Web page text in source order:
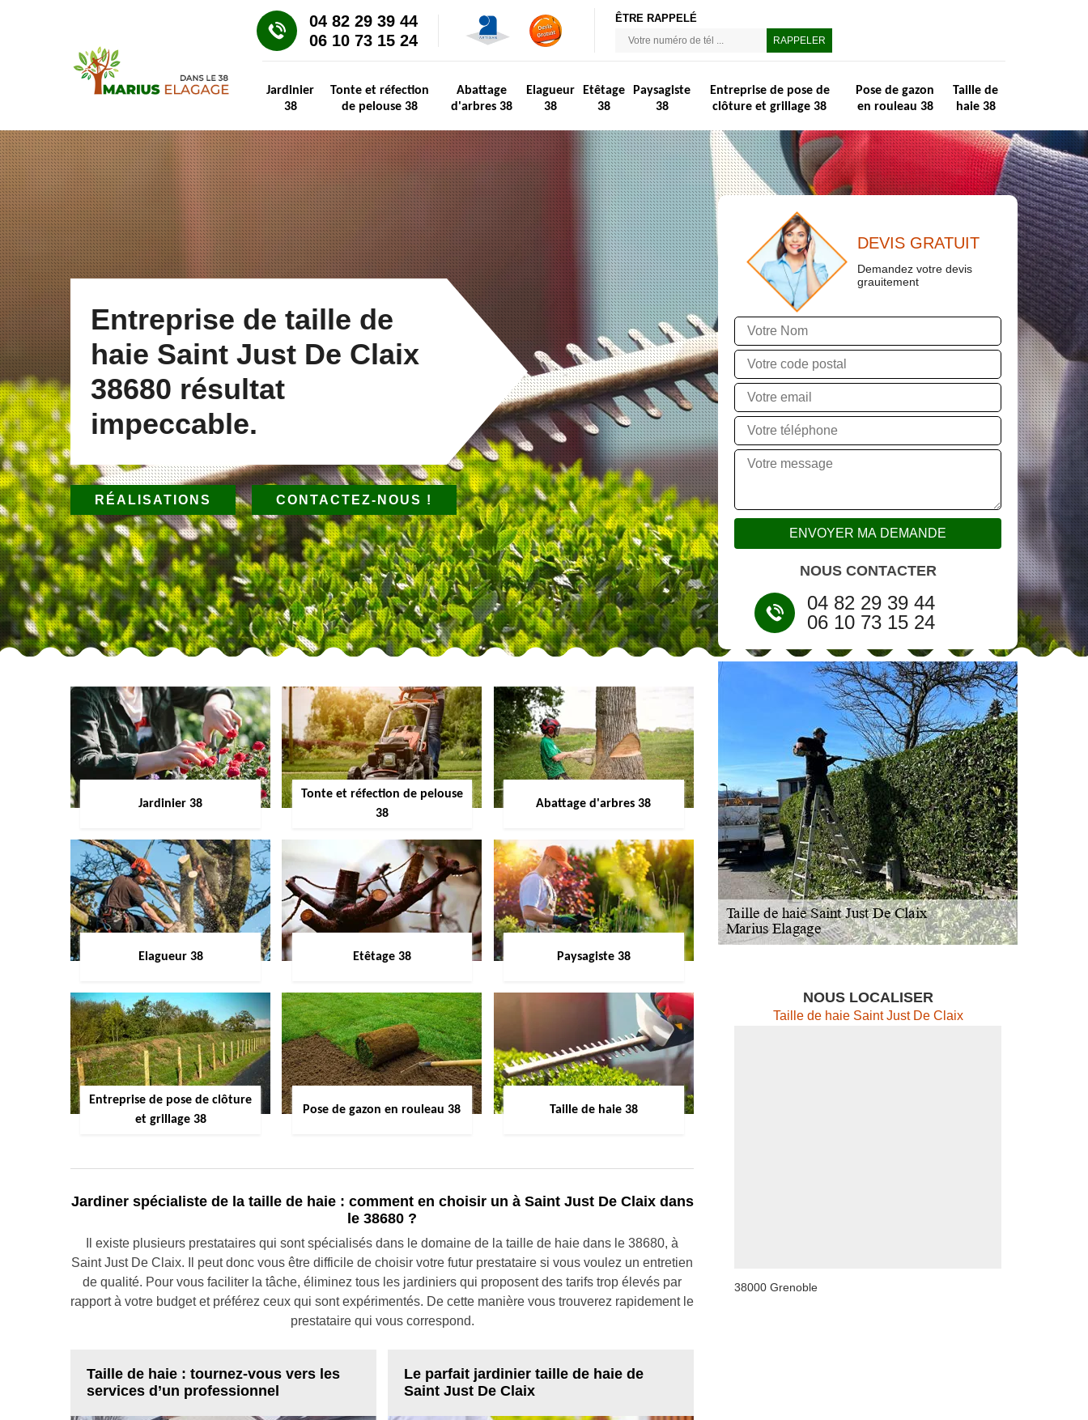
04 82 29 39 44
06 10 73 15 24
ÊTRE RAPPELÉ
Jardinier
38
Tonte et réfection
de pelouse 38
Abattage
d'arbres 38
Elagueur
38
Etêtage
38
Paysagiste
38
Entreprise de pose de
clôture et grillage 38
Pose de gazon
en rouleau 38
Taille de
haie 38
Entreprise de taille de
haie Saint Just De Claix
38680 résultat
impeccable.
RÉALISATIONS CONTACTEZ-NOUS !
Jardinier 38
Tonte et réfection de pelouse
38
Abattage d'arbres 38
Elagueur 38 Etêtage 38 Paysagiste 38
Entreprise de pose de clôture
et grillage 38
Pose de gazon en rouleau 38 Taille de haie 38
Jardiner spécialiste de la taille de haie : comment en choisir un à Saint Just De Claix dans
le 38680 ?
Il existe plusieurs prestataires qui sont spécialisés dans le domaine de la taille de haie dans le 38680, à
Saint Just De Claix. Il peut donc vous être difficile de choisir votre futur prestataire si vous voulez un entretien
de qualité. Pour vous faciliter la tâche, éliminez tous les jardiniers qui proposent des tarifs trop élevés par
rapport à votre budget et préférez ceux qui sont expérimentés. De cette manière vous trouverez rapidement le
prestataire qui vous correspond.
Taille de haie : tournez-vous vers les
services d’un professionnel
Le parfait jardinier taille de haie de
Saint Just De Claix
DEVIS GRATUIT
Demandez votre devis
grauitement
NOUS CONTACTER
04 82 29 39 44
06 10 73 15 24
NOUS LOCALISER
Taille de haie Saint Just De Claix
38000 Grenoble